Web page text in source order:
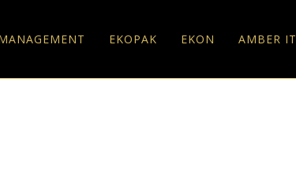
EKOPAK EKON AMBER IT